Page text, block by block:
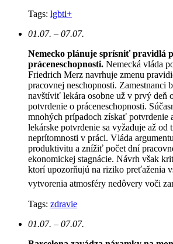
Tags: lgbti+
01.07. – 07.07.
Nemecko plánuje sprísniť pravidlá
práceneschopnosti. Nemecká vláda
Friedrich Merz navrhuje zmenu
pracovnej neschopnosti. Zamestnanci
navštíviť lekára osobne už v prvý deň
potvrdenie o práceneschopnosti.
mnohých prípadoch získať potvrdenie
lekárske potvrdenie sa vyžaduje až od
neprítomnosti v práci. Vláda
produktivitu a znížiť počet dní
ekonomickej stagnácie. Návrh však
ktorí upozorňujú na riziko preťaženia
vytvorenia atmosféry nedôvery voči
Tags: zdravie
01.07. – 07.07.